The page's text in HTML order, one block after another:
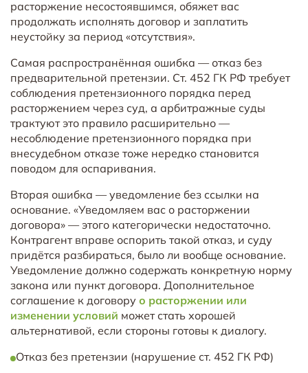
расторжение несостоявшимся, обяжет вас
продолжать исполнять договор и заплатить
неустойку за период «отсутствия».
Самая распространённая ошибка — отказ без
предварительной претензии. Ст. 452 ГК РФ требует
соблюдения претензионного порядка перед
расторжением через суд, а арбитражные суды
трактуют это правило расширительно —
несоблюдение претензионного порядка при
внесудебном отказе тоже нередко становится
поводом для оспаривания.
Вторая ошибка — уведомление без ссылки на
основание. «Уведомляем вас о расторжении
договора» — этого категорически недостаточно.
Контрагент вправе оспорить такой отказ, и суду
придётся разбираться, было ли вообще основание.
Уведомление должно содержать конкретную норму
закона или пункт договора. Дополнительное
соглашение к договору о расторжении или
изменении условий может стать хорошей
альтернативой, если стороны готовы к диалогу.
Отказ без претензии (нарушение ст. 452 ГК РФ)